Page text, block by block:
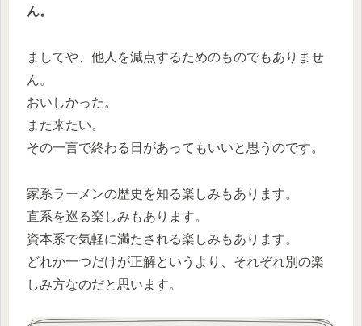
ん。
ましてや、他人を減点するためのものでもありませ
ん。
おいしかった。
また来たい。
その一言で終わる日があってもいいと思うのです。
家系ラーメンの歴史を知る楽しみもあります。
直系を巡る楽しみもあります。
資本系で気軽に満たされる楽しみもあります。
どれか一つだけが正解というより、それぞれ別の楽
しみ方なのだと思います。